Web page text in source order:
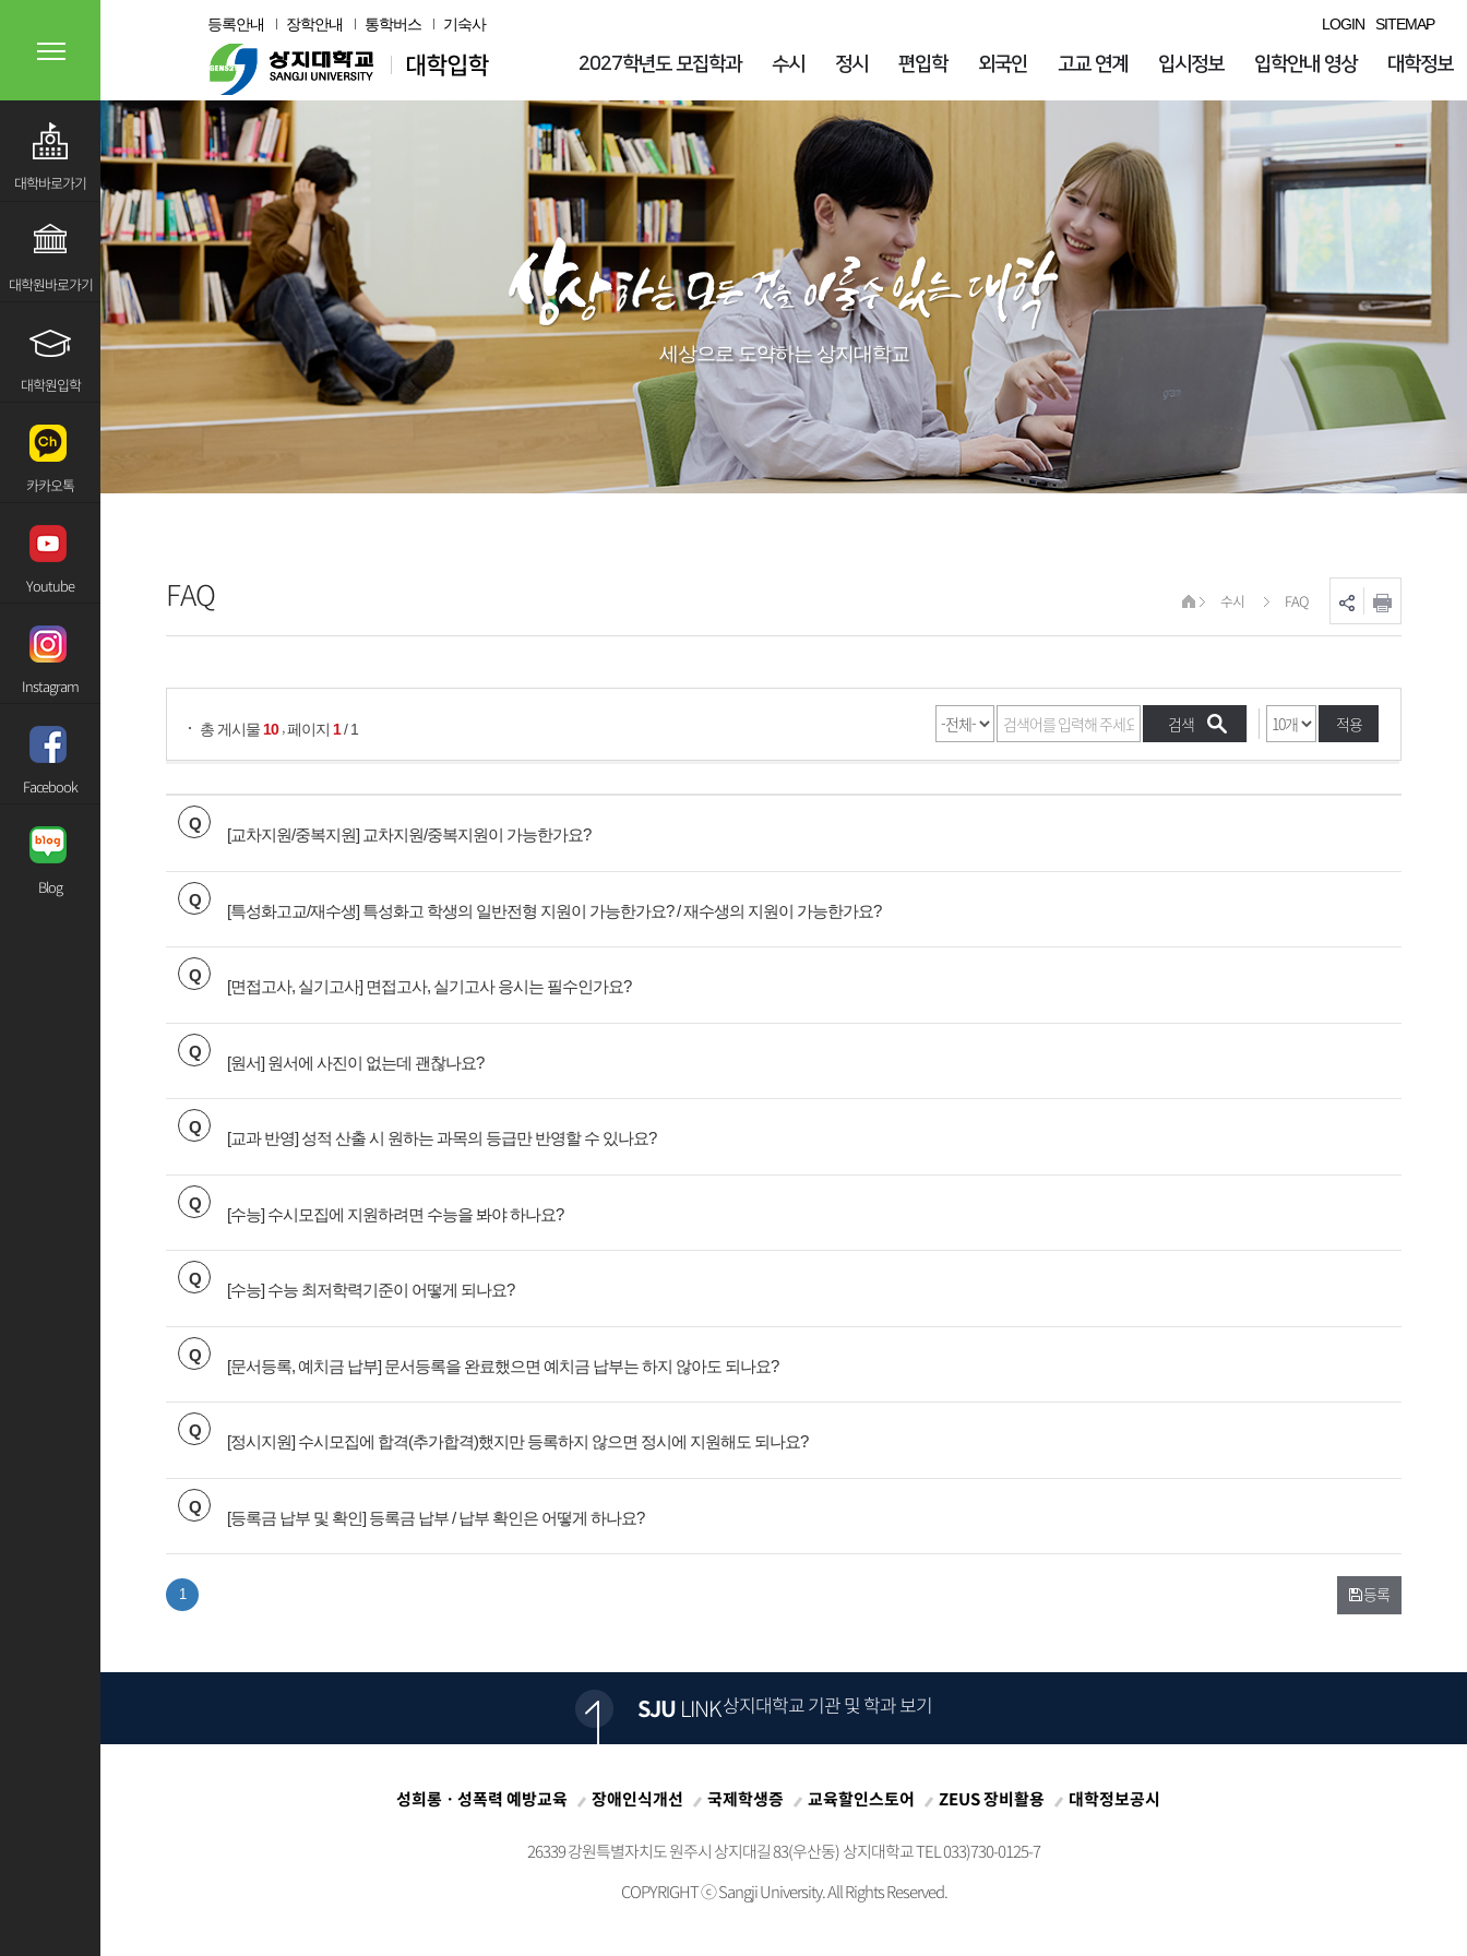
등록안내 장학안내 통학버스 기숙사 LOGIN SITEMAP
대학바로가기
대학원바로가기
대학원입학
카카오톡
Youtube
Instagram
Facebook
Blog
2027학년도 모집학과 수시 정시 편입학 외국인 고교 연계 입시정보 입학안내 영상 대학정보
세상으로 도약하는 상지대학교​
FAQ 수시 FAQ
총 게시물 10 ,페이지 1/ 1 적용
Q
[교차지원/중복지원] 교차지원/중복지원이 가능한가요?
Q
[특성화고교/재수생] 특성화고 학생의 일반전형 지원이 가능한가요? / 재수생의 지원이 가능한가요?
Q
[면접고사, 실기고사] 면접고사, 실기고사 응시는 필수인가요?
Q
[원서] 원서에 사진이 없는데 괜찮나요?
Q
[교과 반영] 성적 산출 시 원하는 과목의 등급만 반영할 수 있나요?
Q
[수능] 수시모집에 지원하려면 수능을 봐야 하나요?
Q
[수능] 수능 최저학력기준이 어떻게 되나요?
Q
[문서등록, 예치금 납부] 문서등록을 완료했으면 예치금 납부는 하지 않아도 되나요?
Q
[정시지원] 수시모집에 합격(추가합격)했지만 등록하지 않으면 정시에 지원해도 되나요?
Q
[등록금 납부 및 확인] 등록금 납부 / 납부 확인은 어떻게 하나요?
1 등록
SJU LINK상지대학교 기관 및 학과 보기
성희롱ㆍ성폭력 예방교육 장애인식개선 국제학생증 교육할인스토어 ZEUS 장비활용 대학정보공시
26339 강원특별자치도 원주시 상지대길 83(우산동)상지대학교 TEL 033)730-0125-7
COPYRIGHT ⓒSangji University. All Rights Reserved.